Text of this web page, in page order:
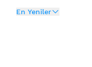
En Yeniler